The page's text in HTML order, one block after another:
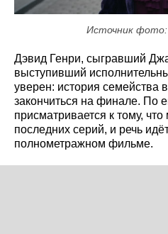
Источник фото:
Дэвид Генри, сыгравший
выступивший
уверен: история семейства
закончиться на финале. По
присматривается к тому,
последних серий, и речь
полнометражном фильме.